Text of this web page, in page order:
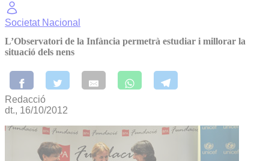
Societat Nacional
L’Observatori de la Infància permetrà estudiar i millorar la
situació dels nens
Redacció
dt., 16/10/2012